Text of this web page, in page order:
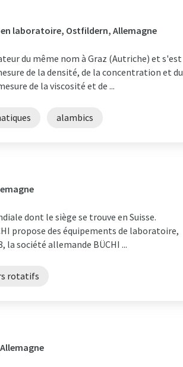
laboratoire, Ostfildern, Allemagne
du même nom à Graz (Autriche) et s'est
de la densité, de la concentration et du
de la viscosité et de ...
alambics
dont le siège se trouve en Suisse.
propose des équipements de laboratoire,
la société allemande BÜCHI ...
rotatifs